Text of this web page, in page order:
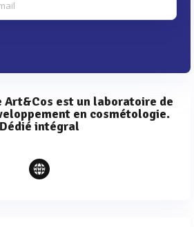
Art&Cos est un laboratoire de
en cosmétologie.
Dédié intégral